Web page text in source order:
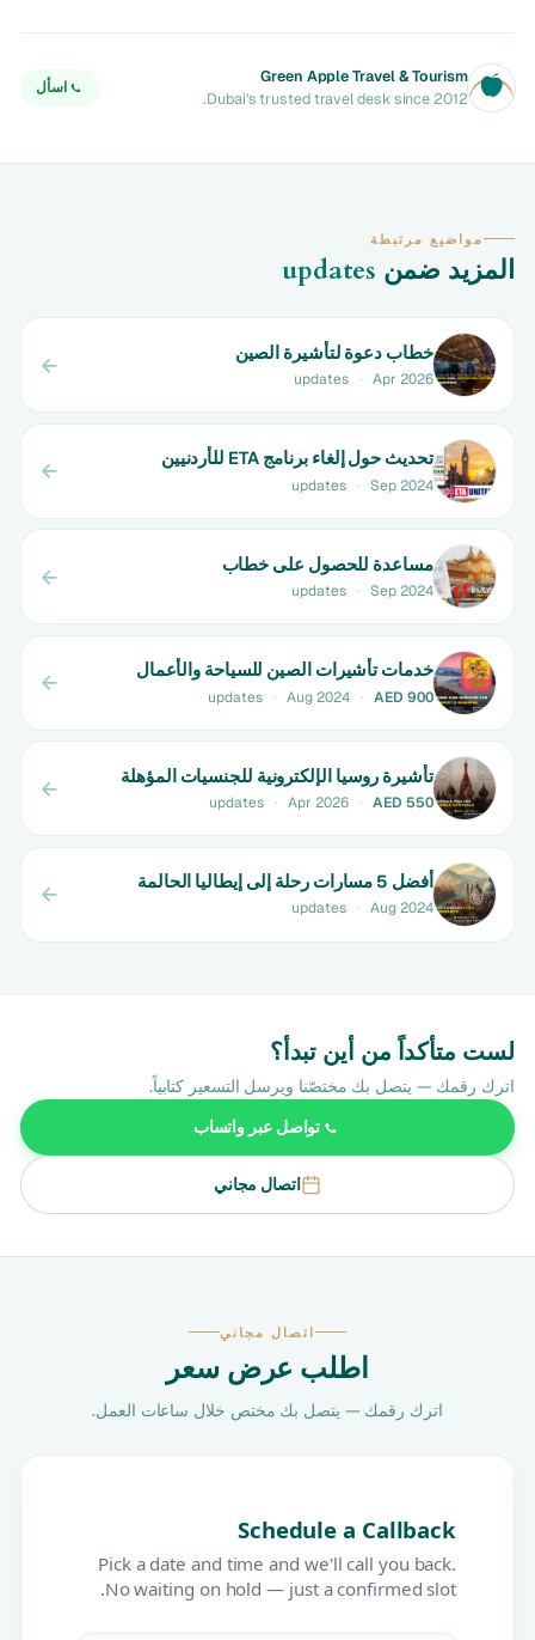
Green Apple Travel & Tourism
Dubai's trusted travel desk since 2012.
اسأل
مواضيع مرتبطة
المزيد ضمن updates
خطاب دعوة لتأشيرة الصين
updates · Apr 2026
تحديث حول إلغاء برنامج ETA للأردنيين
updates · Sep 2024
مساعدة للحصول على خطاب
updates · Sep 2024
خدمات تأشيرات الصين للسياحة والأعمال
updates · Aug 2024 · AED 900
تأشيرة روسيا الإلكترونية للجنسيات المؤهلة
updates · Apr 2026 · AED 550
أفضل 5 مسارات رحلة إلى إيطاليا الحالمة
updates · Aug 2024
لست متأكداً من أين تبدأ؟
اترك رقمك — يتصل بك مختصّنا ويرسل التسعير كتابياً.
تواصل عبر واتساب
اتصال مجاني
اتصال مجاني
اطلب عرض سعر
اترك رقمك — يتصل بك مختص خلال ساعات العمل.
Schedule a Callback
Pick a date and time and we'll call you back.
No waiting on hold — just a confirmed slot.